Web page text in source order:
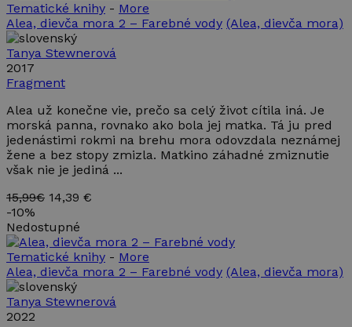
Tematické knihy - More
Alea, dievča mora 2 – Farebné vody (Alea, dievča mora)
Tanya Stewnerová
2017
Fragment
Alea už konečne vie, prečo sa celý život cítila iná. Je
morská panna, rovnako ako bola jej matka. Tá ju pred
jedenástimi rokmi na brehu mora odovzdala neznámej
žene a bez stopy zmizla. Matkino záhadné zmiznutie
však nie je jediná ...
15,99€ 14,39 €
-10%
Nedostupné
Tematické knihy - More
Alea, dievča mora 2 – Farebné vody (Alea, dievča mora)
Tanya Stewnerová
2022